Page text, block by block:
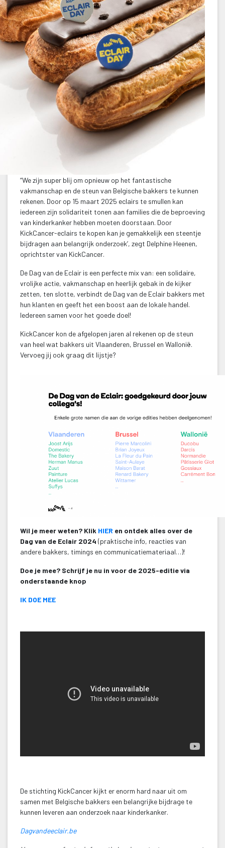
“We zijn super blij om opnieuw op het fantastische
vakmanschap en de steun van Belgische bakkers te kunnen
rekenen. Door op 15 maart 2025 eclairs te smullen kan
iedereen zijn solidariteit tonen aan families die de beproeving
van kinderkanker hebben moeten doorstaan. Door
KickCancer-eclairs te kopen kan je gemakkelijk een steentje
bijdragen aan belangrijk onderzoek’, zegt Delphine Heenen,
oprichtster van KickCancer.
De Dag van de Eclair is een perfecte mix van: een solidaire,
vrolijke actie, vakmanschap en heerlijk gebak in de kijker
zetten, ten slotte, verbindt de Dag van de Eclair bakkers met
hun klanten en geeft het een boost aan de lokale handel.
Iedereen samen voor het goede doel!
KickCancer kon de afgelopen jaren al rekenen op de steun
van heel wat bakkers uit Vlaanderen, Brussel en Wallonië.
Vervoeg jij ook graag dit lijstje?
Wil je meer weten? Klik HIER en ontdek alles over de
Dag van de Eclair 2024 (praktische info, reacties van
andere bakkers, timings en communicatiemateriaal…)!
Doe je mee? Schrijf je nu in voor de 2025-editie via
onderstaande knop
IK DOE MEE
De stichting KickCancer kijkt er enorm hard naar uit om
amen met Belgische bakkers een belangrijke bijdrage te
kunnen leveren aan onderzoek naar kinderkanker.
Dagvandeeclair.be